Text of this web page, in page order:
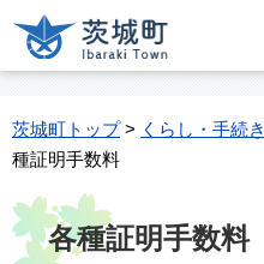
茨城町トップ> くらし・手続き
種証明手数料
各種証明手数料